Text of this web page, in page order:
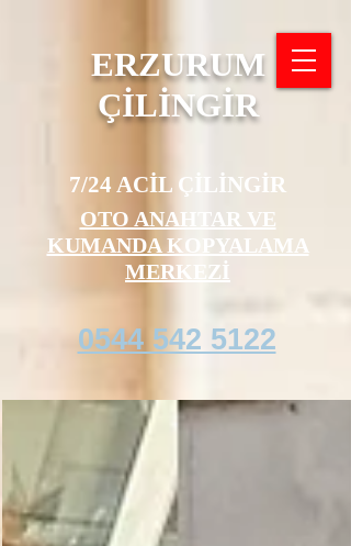
ERZURUM
ÇİLİNGİR
7/24 ACİL ÇİLİNGİR
OTO ANAHTAR VE
KUMANDA KOPYALAMA
MERKEZİ
0544 542 5122